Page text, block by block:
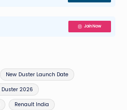
Join Now
New Duster Launch Date
Duster 2026
Renault India